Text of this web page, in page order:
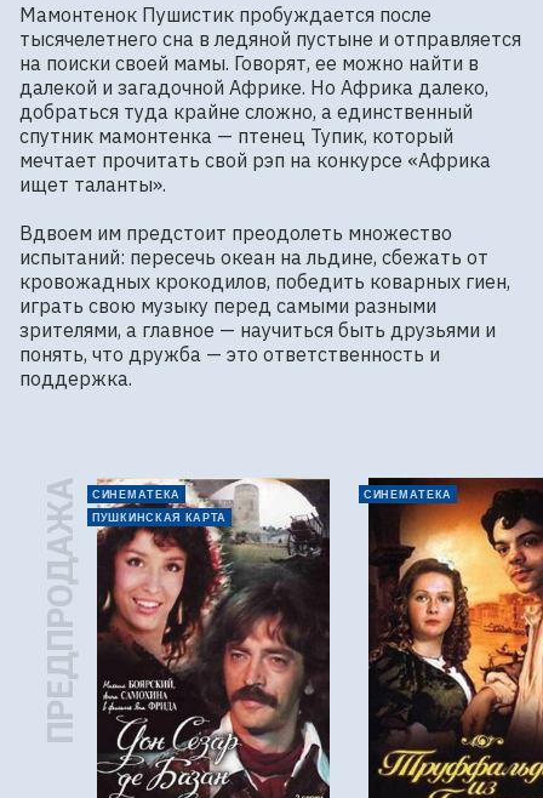
Мамонтенок Пушистик пробуждается после
тысячелетнего сна в ледяной пустыне и отправляется
на поиски своей мамы. Говорят, ее можно найти в
далекой и загадочной Африке. Но Африка далеко,
добраться туда крайне сложно, а единственный
спутник мамонтенка — птенец Тупик, который
мечтает прочитать свой рэп на конкурсе «Африка
ищет таланты».
Вдвоем им предстоит преодолеть множество
испытаний: пересечь океан на льдине, сбежать от
кровожадных крокодилов, победить коварных гиен,
играть свою музыку перед самыми разными
зрителями, а главное — научиться быть друзьями и
понять, что дружба — это ответственность и
поддержка.
ПРЕДПРОДАЖА
СИНЕМАТЕКА
ПУШКИНСКАЯ КАРТА
СИНЕМАТЕКА